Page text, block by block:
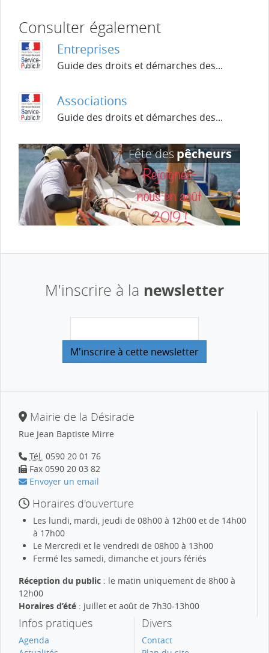
Consulter également
Entreprises
Guide des droits et démarches des...
Associations
Guide des droits et démarches des...
M'inscrire à la newsletter
Mairie de la Désirade
Rue Jean Baptiste Mirre
Tél. 0590 20 01 76
Fax 0590 20 03 82
Envoyer un email
Horaires d'ouverture
Les lundi, mardi, jeudi de 08h00 à 12h00 et de 14h00
à 17h00
Le Mercredi et le vendredi de 08h00 à 13h00
Fermé les samedi, dimanche et jours fériés
Réception du public : le matin uniquement de 8h00 à
12h00
Horaires d’été : juillet et août de 7h30-13h00
Infos pratiques
Agenda
Divers
Contact